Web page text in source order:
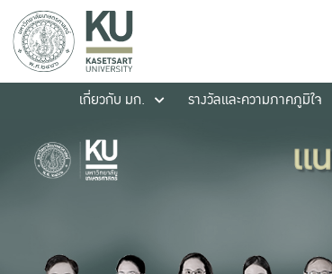
เกี่ยวกับ มก.
รางวัลและความภาคภูมิใจ